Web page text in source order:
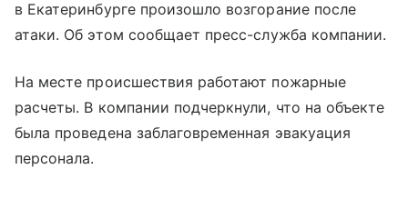
в Екатеринбурге произошло возгорание после
атаки. Об этом сообщает пресс-служба компании.
На месте происшествия работают пожарные
расчеты. В компании подчеркнули, что на объекте
была проведена заблаговременная эвакуация
персонала.